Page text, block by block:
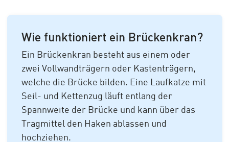
Wie funktioniert ein Brückenkran?
Ein Brückenkran besteht aus einem oder
zwei Vollwandträgern oder Kastenträgern,
welche die Brücke bilden. Eine Laufkatze mit
Seil- und Kettenzug läuft entlang der
Spannweite der Brücke und kann über das
Tragmittel den Haken ablassen und
hochziehen.